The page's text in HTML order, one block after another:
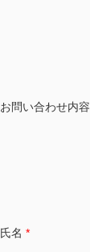
お問い合わせ内容
氏名 *